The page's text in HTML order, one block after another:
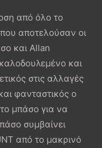
από όλο το
αποτελούσαν οι
και Allan
και
στις αλλαγές
φανταστικός ο
μπάσο για να
συμβαίνει
από το μακρινό